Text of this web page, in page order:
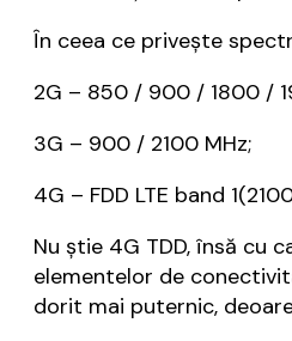
În ceea ce priveşte
2G – 850 / 900 / 1800 /
3G – 900 / 2100 MHz;
4G – FDD LTE band
Nu ştie 4G TDD, însă cu
elementelor de
dorit mai puternic,